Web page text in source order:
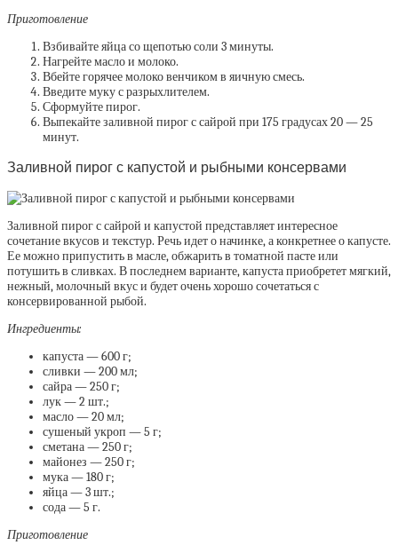
Приготовление
Взбивайте яйца со щепотью соли 3 минуты.
Нагрейте масло и молоко.
Вбейте горячее молоко венчиком в яичную смесь.
Введите муку с разрыхлителем.
Сформуйте пирог.
Выпекайте заливной пирог с сайрой при 175 градусах 20 — 25
минут.
Заливной пирог с капустой и рыбными консервами
Заливной пирог с сайрой и капустой представляет интересное
сочетание вкусов и текстур. Речь идет о начинке, а конкретнее о капусте.
Ее можно припустить в масле, обжарить в томатной пасте или
потушить в сливках. В последнем варианте, капуста приобретет мягкий,
нежный, молочный вкус и будет очень хорошо сочетаться с
консервированной рыбой.
Ингредиенты:
капуста — 600 г;
сливки — 200 мл;
сайра — 250 г;
лук — 2 шт.;
масло — 20 мл;
сушеный укроп — 5 г;
сметана — 250 г;
майонез — 250 г;
мука — 180 г;
яйца — 3 шт.;
сода — 5 г.
Приготовление